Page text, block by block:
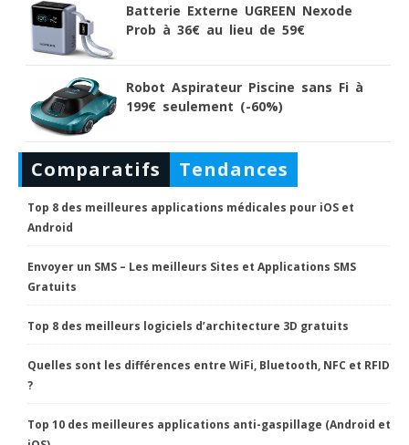
Batterie Externe UGREEN Nexode
Prob à 36€ au lieu de 59€
Robot Aspirateur Piscine sans Fi à
199€ seulement (-60%)
Comparatifs Tendances
Top 8 des meilleures applications médicales pour iOS et
Android
Envoyer un SMS – Les meilleurs Sites et Applications SMS
Gratuits
Top 8 des meilleurs logiciels d’architecture 3D gratuits
Quelles sont les différences entre WiFi, Bluetooth, NFC et RFID
?
Top 10 des meilleures applications anti-gaspillage (Android et